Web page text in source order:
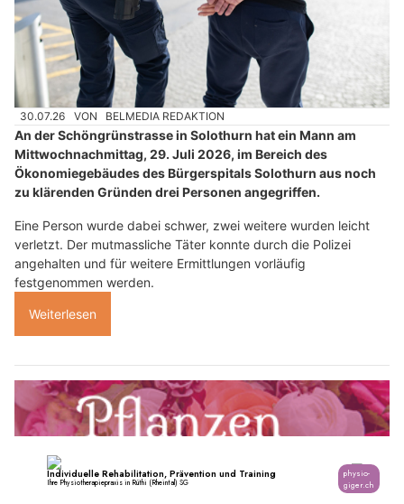
30.07.26 VON BELMEDIA REDAKTION
An der Schöngrünstrasse in Solothurn hat ein Mann am
Mittwochnachmittag, 29. Juli 2026, im Bereich des
Ökonomiegebäudes des Bürgerspitals Solothurn aus noch
zu klärenden Gründen drei Personen angegriffen.
Eine Person wurde dabei schwer, zwei weitere wurden leicht
verletzt. Der mutmassliche Täter konnte durch die Polizei
angehalten und für weitere Ermittlungen vorläufig
festgenommen werden.
Weiterlesen